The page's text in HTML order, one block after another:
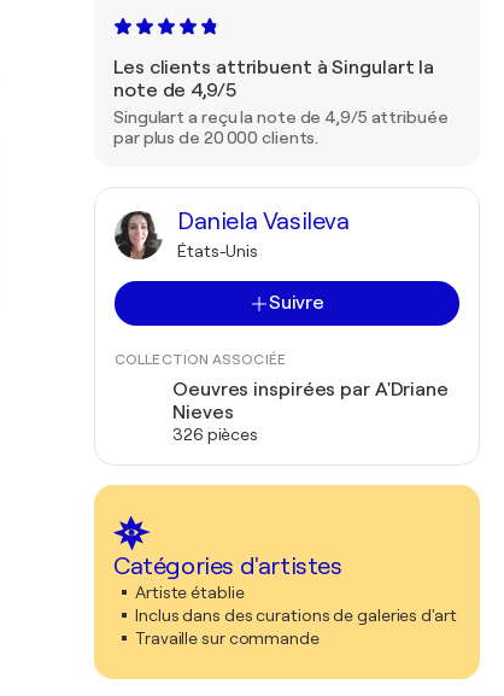
Les clients attribuent à Singulart la
note de 4,9/5
Singulart a reçu la note de 4,9/5 attribuée
par plus de 20 000 clients.
Daniela Vasileva
États-Unis
Suivre
COLLECTION ASSOCIÉE
Oeuvres inspirées par A'Driane
Nieves
326 pièces
Catégories d'artistes
Artiste établie
Inclus dans des curations de galeries d'art
Travaille sur commande